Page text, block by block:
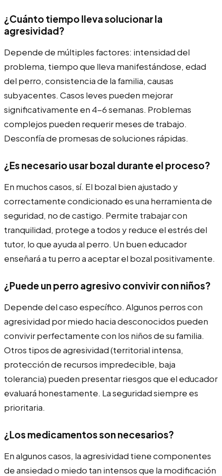
¿Cuánto tiempo lleva solucionar la
agresividad?
Depende de múltiples factores: intensidad del
problema, tiempo que lleva manifestándose, edad
del perro, consistencia de la familia, causas
subyacentes. Casos leves pueden mejorar
significativamente en 4-6 semanas. Problemas
complejos pueden requerir meses de trabajo.
Desconfía de promesas de soluciones rápidas.
¿Es necesario usar bozal durante el proceso?
En muchos casos, sí. El bozal bien ajustado y
correctamente condicionado es una herramienta de
seguridad, no de castigo. Permite trabajar con
tranquilidad, protege a todos y reduce el estrés del
tutor, lo que ayuda al perro. Un buen educador
enseñará a tu perro a aceptar el bozal positivamente.
¿Puede un perro agresivo convivir con niños?
Depende del caso específico. Algunos perros con
agresividad por miedo hacia desconocidos pueden
convivir perfectamente con los niños de su familia.
Otros tipos de agresividad (territorial intensa,
protección de recursos impredecible, baja
tolerancia) pueden presentar riesgos que el educador
evaluará honestamente. La seguridad siempre es
prioritaria.
¿Los medicamentos son necesarios?
En algunos casos, la agresividad tiene componentes
de ansiedad o miedo tan intensos que la modificación